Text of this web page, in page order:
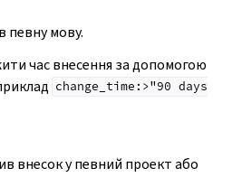
певну мову.
час внесення за допомогою
change_time:>"90 days
внесок у певний проект або